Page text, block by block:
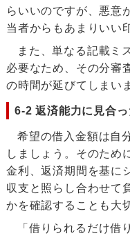
らいいのですが、悪意
当者からもあまりいい
また、単なる記載ミ
必要なため、その分審
の時間が延びてしまい
6-2 返済能力に見合
希望の借入金額は自
しましょう。そのため
金利、返済期間を基に
収支と照らし合わせて
かを確認することも大
「借りられるだけ借